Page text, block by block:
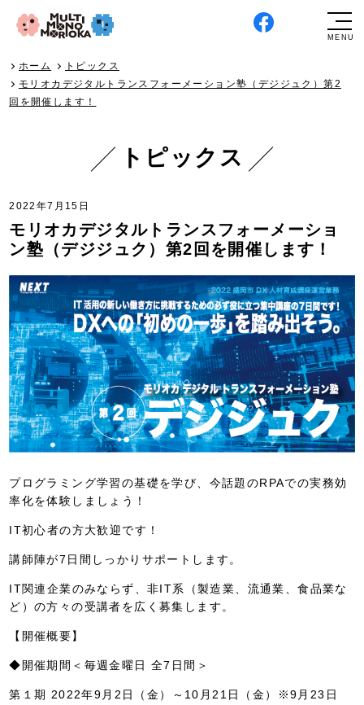
ホーム
トピックス
モリオカデジタルトランスフォーメーション塾（デジジュク）第2
回を開催します！
トピックス
2022年7月15日
モリオカデジタルトランスフォーメーショ
ン塾（デジジュク）第2回を開催します！
プログラミング学習の基礎を学び、今話題のRPAでの実務効
率化を体験しましょう！
IT初心者の方大歓迎です！
講師陣が7日間しっかりサポートします。
IT関連企業のみならず、非IT系（製造業、流通業、食品業な
ど）の方々の受講者を広く募集します。
【開催概要】
◆開催期間＜毎週金曜日 全7日間＞
第１期 2022年9月2日（金）～10月21日（金）※9月23日